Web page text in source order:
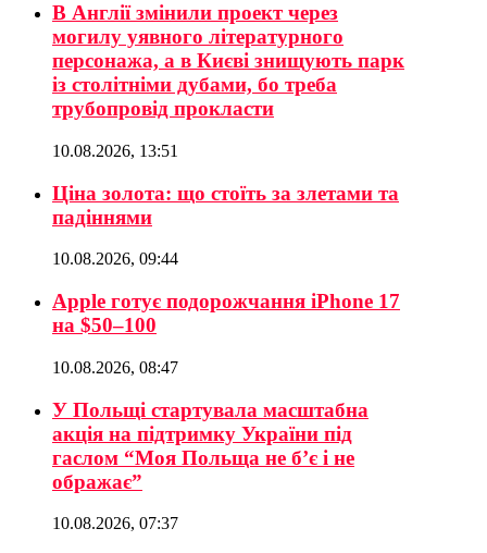
В Англії змінили проект через
могилу уявного літературного
персонажа, а в Києві знищують парк
із столітніми дубами, бо треба
трубопровід прокласти
10.08.2026, 13:51
Ціна золота: що стоїть за злетами та
падіннями
10.08.2026, 09:44
Apple готує подорожчання iPhone 17
на $50–100
10.08.2026, 08:47
У Польщі стартувала масштабна
акція на підтримку України під
гаслом “Моя Польща не б’є і не
ображає”
10.08.2026, 07:37